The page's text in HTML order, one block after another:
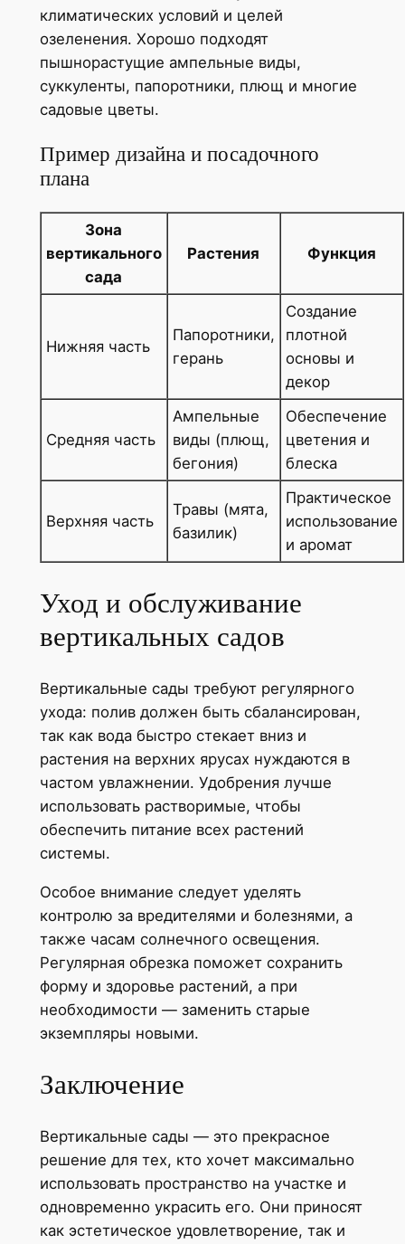
климатических условий и целей
озеленения. Хорошо подходят
пышнорастущие ампельные виды,
суккуленты, папоротники, плющ и многие
садовые цветы.
Пример дизайна и посадочного
плана
Зона
вертикального
сада
Растения Функция
Нижняя часть
Папоротники,
герань
Создание
плотной
основы и
декор
Средняя часть
Ампельные
виды (плющ,
бегония)
Обеспечение
цветения и
блеска
Верхняя часть
Травы (мята,
базилик)
Практическое
использование
и аромат
Уход и обслуживание
вертикальных садов
Вертикальные сады требуют регулярного
ухода: полив должен быть сбалансирован,
так как вода быстро стекает вниз и
растения на верхних ярусах нуждаются в
частом увлажнении. Удобрения лучше
использовать растворимые, чтобы
обеспечить питание всех растений
системы.
Особое внимание следует уделять
контролю за вредителями и болезнями, а
также часам солнечного освещения.
Регулярная обрезка поможет сохранить
форму и здоровье растений, а при
необходимости — заменить старые
экземпляры новыми.
Заключение
Вертикальные сады — это прекрасное
решение для тех, кто хочет максимально
использовать пространство на участке и
одновременно украсить его. Они приносят
как эстетическое удовлетворение, так и